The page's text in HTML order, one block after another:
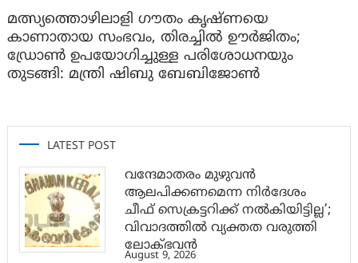
മത്സ്യത്തൊഴിലാളി ഗൗതം കൃഷ്ണയെ
കാണാതായ സംഭവം, തിരച്ചിൽ ഊർജിതം;
ഡ്രോണ്‍ ഉപയോഗിച്ചുള്ള പരിശോധനയും
തുടങ്ങി: മന്ത്രി ഷിബു ബേബിജോണ്‍
LATEST POST
വന്ദേമാതരം മുഴുവൻ
ആലപിക്കണമെന്ന നിർദേശം
ചീഫ് സെക്രട്ടറിക്ക് നൽകിയിട്ടില്ല’;
വിവാദത്തിൽ വ്യക്തത വരുത്തി
ലോക്ഭവൻ
August 9, 2026